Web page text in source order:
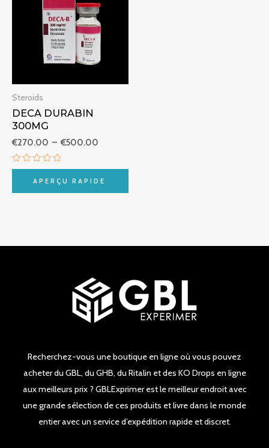
Steroids
DECA DURABIN
300MG
€270.00 – €500.00
€270.00
à
€500.00
Note
5
APERÇU RAPIDE
Recherchez-vous une boutique en ligne où vous pouvez
acheter du GBL, du GHB, du Ritalin et des KO Drops en ligne
aux meilleurs prix ? GBLExprimer est le meilleur endroit avec
une grande sélection de ces produits et livre dans le monde
entier avec un service d’expédition rapide et discret.